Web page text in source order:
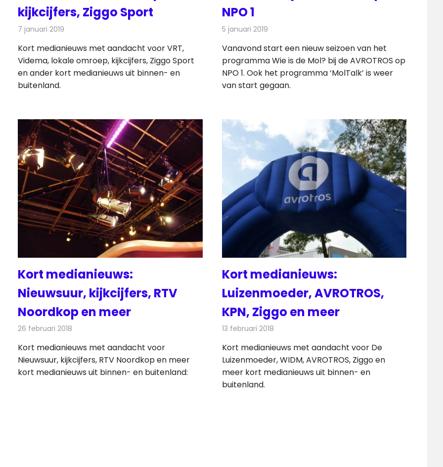
kijkcijfers, Ziggo Sport
7 januari 2019
Kort medianieuws met aandacht voor VRT,
Videma, lokale omroep, kijkcijfers, Ziggo Sport
en ander kort medianieuws uit binnen- en
buitenland.
NPO 1
5 januari 2019
Vanavond start een nieuw seizoen van het
programma Wie is de Mol? bij de AVROTROS op
NPO 1. Ook het programma ‘MolTalk’ is weer
van start gegaan.
Kort medianieuws:
Nieuwsuur, kijkcijfers, RTV
Noordkop en meer
26 februari 2018
Kort medianieuws met aandacht voor
Nieuwsuur, kijkcijfers, RTV Noordkop en meer
kort medianieuws uit binnen- en buitenland:
Kort medianieuws:
Luizenmoeder, AVROTROS,
KPN, Ziggo en meer
13 februari 2018
Kort medianieuws met aandacht voor De
Luizenmoeder, WIDM, AVROTROS, Ziggo en
meer kort medianieuws uit binnen- en
buitenland.